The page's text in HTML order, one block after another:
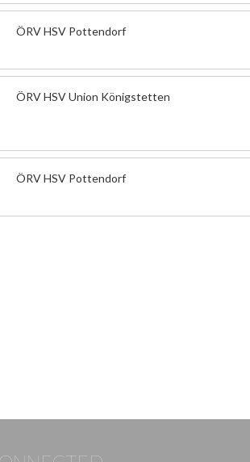
ÖRV HSV Pottendorf
ÖRV HSV Union Königstetten
ÖRV HSV Pottendorf